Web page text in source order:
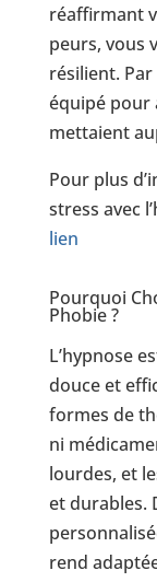
réaffirmant
peurs, vous
résilient.
équipé pour
mettaient
Pour plus
stress avec
lien
Pourquoi
Phobie ?
L’hypnose
douce et
formes de
ni
lourdes, et
et durables.
rend